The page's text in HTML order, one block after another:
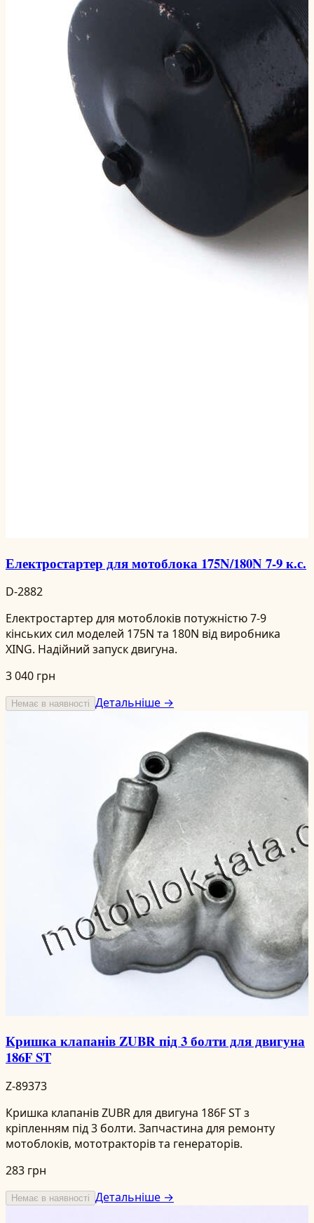
Електростартер для мотоблока 175N/180N 7-9 к.с.
D-2882
Електростартер для мотоблоків потужністю 7-9
кінських сил моделей 175N та 180N від виробника
XING. Надійний запуск двигуна.
3 040 грн
Немає в наявності Детальніше →
Кришка клапанів ZUBR під 3 болти для двигуна
186F ST
Z-89373
Кришка клапанів ZUBR для двигуна 186F ST з
кріпленням під 3 болти. Запчастина для ремонту
мотоблоків, мототракторів та генераторів.
283 грн
Немає в наявності Детальніше →